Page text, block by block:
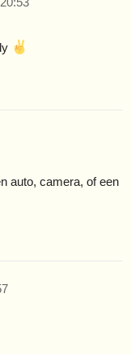
auto, camera, of een